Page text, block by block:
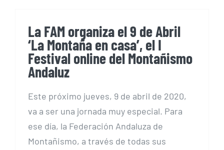
La FAM organiza el 9 de Abril
‘La Montaña en casa’, el I
Festival online del Montañismo
Andaluz
Este próximo jueves, 9 de abril de 2020,
va a ser una jornada muy especial. Para
ese día, la Federación Andaluza de
Montañismo, a través de todas sus